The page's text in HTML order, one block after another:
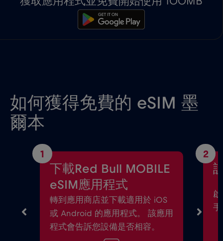
如何獲得免費的 eSIM 墨
爾本
1
下載Red Bull MOBILE
eSIM應用程式
轉到應用商店並下載適用於 iOS
或 Android 的應用程式。 該應用
程式會告訴您設備是否相容。
2
手